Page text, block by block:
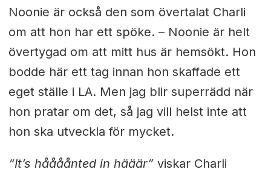
Noonie är också den som övertalat Charli
om att hon har ett spöke. – Noonie är helt
övertygad om att mitt hus är hemsökt. Hon
bodde här ett tag innan hon skaffade ett
eget ställe i LA. Men jag blir superrädd när
hon pratar om det, så jag vill helst inte att
hon ska utveckla för mycket.
“It’s håååånted in hääär” viskar Charli